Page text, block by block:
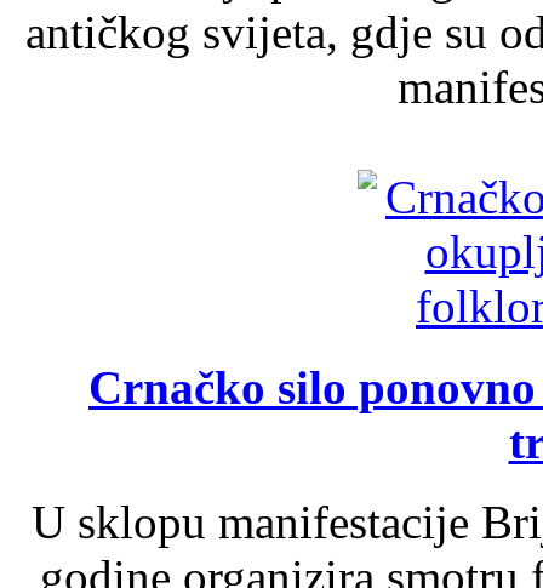
antičkog svijeta, gdje su
Crnačko silo
U sklopu manifestacije
godine organizira